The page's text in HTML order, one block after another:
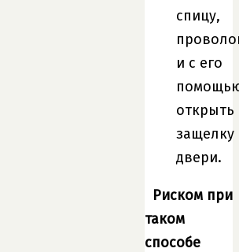
спицу,
и с его
открыть
защелку
двери.
Риском при
таком
способе